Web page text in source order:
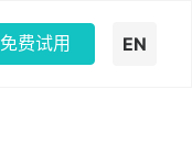
免费试用 EN